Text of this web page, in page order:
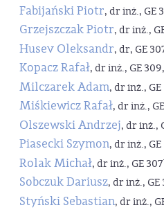
Fabijański Piotr, dr inż., GE
Grzejszczak Piotr, dr inż.,
Husev Oleksandr, dr, GE
Kopacz Rafał, dr inż., GE
Milczarek Adam, dr inż.,
Miśkiewicz Rafał, dr inż.,
Olszewski Andrzej, dr inż.,
Piasecki Szymon, dr inż.,
Rolak Michał, dr inż., GE
Sobczuk Dariusz, dr inż.,
Styński Sebastian, dr inż.,